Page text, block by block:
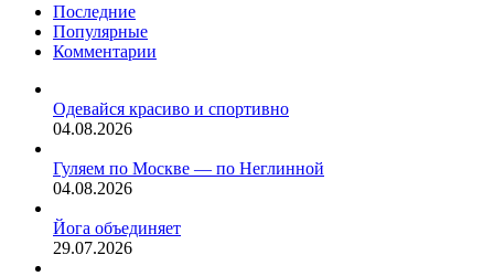
Последние
Популярные
Комментарии
Одевайся красиво и спортивно
04.08.2026
Гуляем по Москве — по Неглинной
04.08.2026
Йога объединяет
29.07.2026